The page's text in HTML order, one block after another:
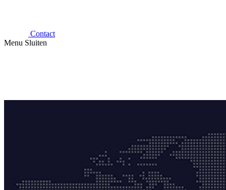
Contact
Menu Sluiten